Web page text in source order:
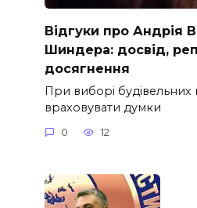
Відгуки про Андрія
Шиндера: досвід,
досягнення
При виборі будівельних
враховувати думки
0 12